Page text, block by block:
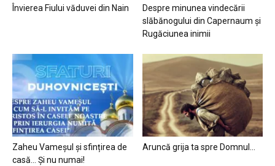
Învierea Fiului văduvei din Nain
Despre minunea vindecării
slăbănogului din Capernaum și
Rugăciunea inimii
Zaheu Vameșul și sfințirea de
casă… Și nu numai!
Aruncă grija ta spre Domnul…